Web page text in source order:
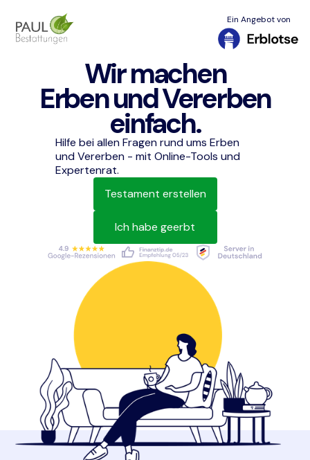
Ein Angebot von
Wir machen
Erben und Vererben
einfach.
Hilfe bei allen Fragen rund ums Erben
und Vererben - mit Online-Tools und
Expertenrat.
Testament erstellen
Ich habe geerbt